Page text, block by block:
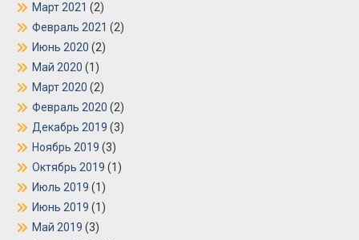
Март 2021 (2)
Февраль 2021 (2)
Июнь 2020 (2)
Май 2020 (1)
Март 2020 (2)
Февраль 2020 (2)
Декабрь 2019 (3)
Ноябрь 2019 (3)
Октябрь 2019 (1)
Июль 2019 (1)
Июнь 2019 (1)
Май 2019 (3)